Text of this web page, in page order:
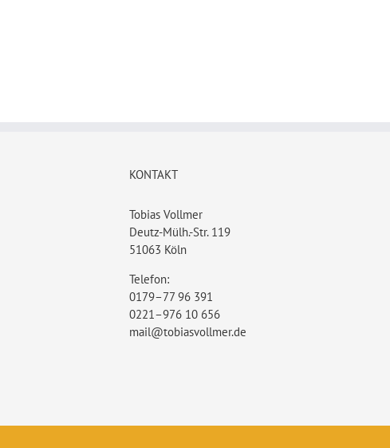
KONTAKT
Tobias Vollmer
Deutz-Mülh.-Str. 119
51063 Köln
Telefon:
0179–77 96 391
0221–976 10 656
mail@tobiasvollmer.de